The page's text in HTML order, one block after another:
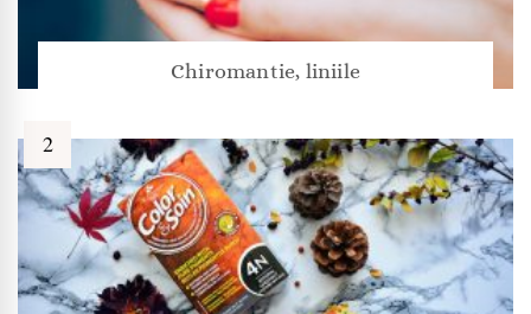
Chiromantie, liniile